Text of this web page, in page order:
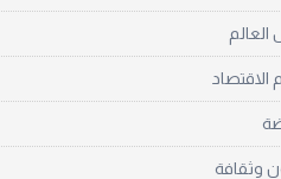
العالم
الاقتصاد
وثقافة